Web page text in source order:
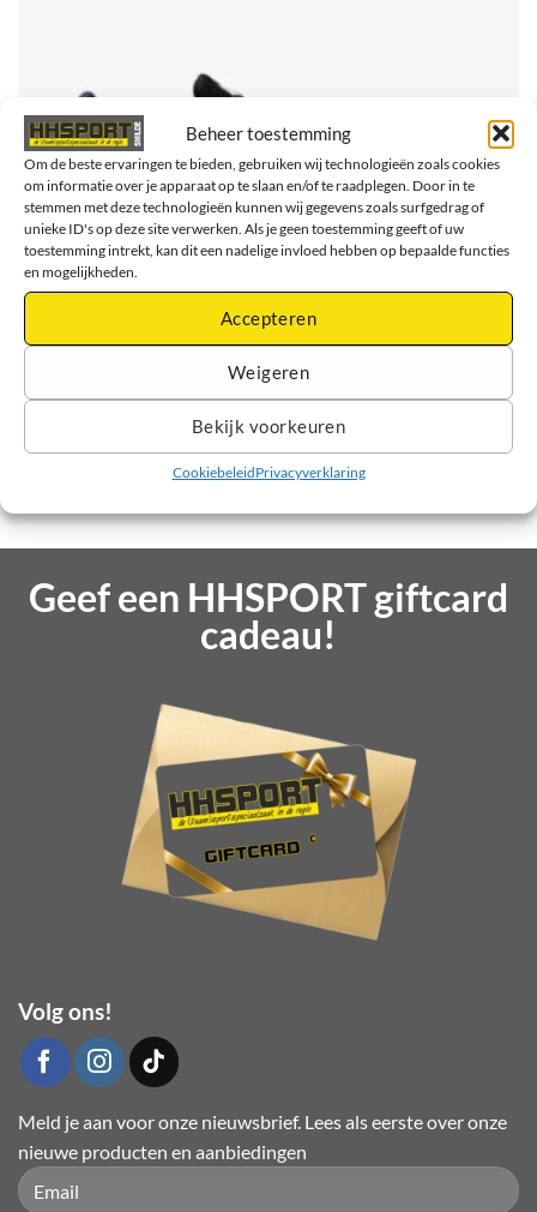
Beheer toestemming
Om de beste ervaringen te bieden, gebruiken wij technologieën zoals cookies
om informatie over je apparaat op te slaan en/of te raadplegen. Door in te
stemmen met deze technologieën kunnen wij gegevens zoals surfgedrag of
unieke ID's op deze site verwerken. Als je geen toestemming geeft of uw
toestemming intrekt, kan dit een nadelige invloed hebben op bepaalde functies
en mogelijkheden.
Accepteren
Weigeren
Bekijk voorkeuren
CookiebeleidPrivacyverklaring
Asics Patriot 13 – Hardloopschoenen – Heren – Zwart/Blauw
Lees verder
Geef een HHSPORT giftcard
cadeau!
Volg ons!
Meld je aan voor onze nieuwsbrief. Lees als eerste over onze
nieuwe producten en aanbiedingen
Please leave this field empty.
Please leave this field empty.